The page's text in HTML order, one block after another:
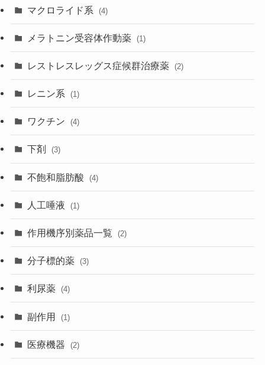
マクロライド系 (4)
メラトニン受容体作動薬 (1)
レストレスレッグス症候群治療薬 (2)
レニン系 (1)
ワクチン (4)
下剤 (3)
不飽和脂肪酸 (4)
人工唾液 (1)
作用機序別薬品一覧 (2)
分子標的薬 (3)
利尿薬 (4)
副作用 (1)
医療機器 (2)